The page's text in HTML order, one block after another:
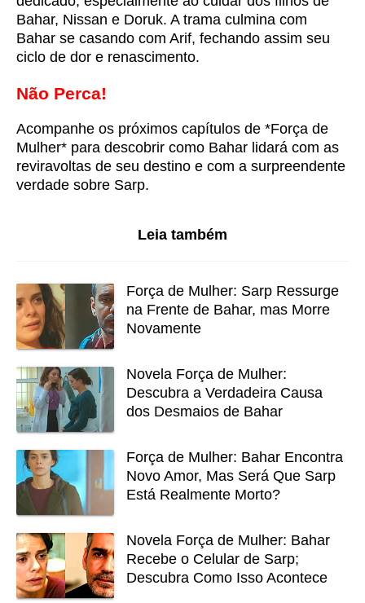
Bahar, Nissan e Doruk. A trama culmina com
Bahar se casando com Arif, fechando assim seu
ciclo de dor e renascimento.
Não Perca!
Acompanhe os próximos capítulos de *Força de
Mulher* para descobrir como Bahar lidará com as
reviravoltas de seu destino e com a surpreendente
verdade sobre Sarp.
Leia também
Força de Mulher: Sarp Ressurge
na Frente de Bahar, mas Morre
Novamente
Novela Força de Mulher:
Descubra a Verdadeira Causa
dos Desmaios de Bahar
Força de Mulher: Bahar Encontra
Novo Amor, Mas Será Que Sarp
Está Realmente Morto?
Novela Força de Mulher: Bahar
Recebe o Celular de Sarp;
Descubra Como Isso Acontece